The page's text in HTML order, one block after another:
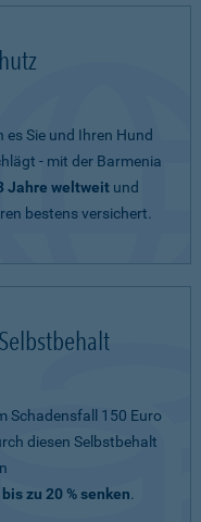
Sie und Ihren Hund
- mit der Barmenia
Jahre weltweit und
bestens versichert.
Schadensfall 150 Euro
diesen Selbstbehalt
zu 20 % senken.